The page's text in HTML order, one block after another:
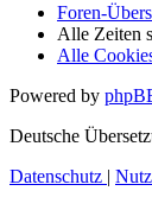
Foren-
Alle Zeiten
Alle
Powered by
Deutsche
Datenschutz |